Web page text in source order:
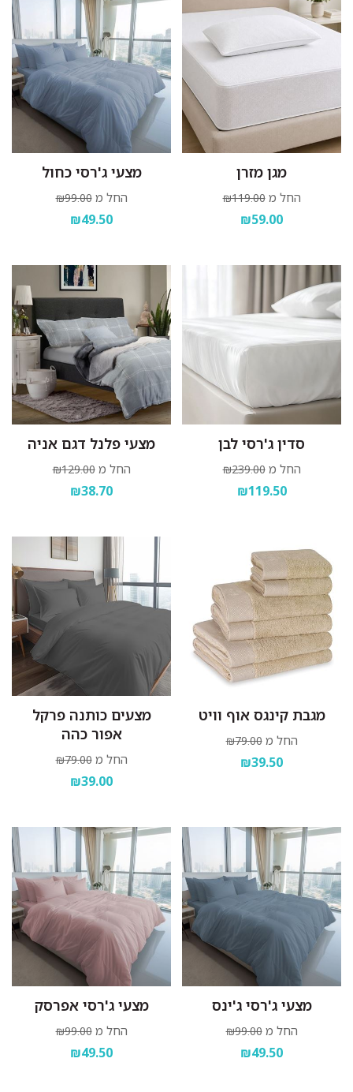
מגן מזרן
החל מ ₪119.00
₪59.00
מצעי ג'רסי כחול
החל מ ₪99.00
₪49.50
סדין ג'רסי לבן
החל מ ₪239.00
₪119.50
מצעי פלנל דגם אניה
החל מ ₪129.00
₪38.70
מגבת קינגס אוף וויט
החל מ ₪79.00
₪39.50
מצעים כותנה פרקל
אפור כהה
החל מ ₪79.00
₪39.00
מצעי ג'רסי ג'ינס
החל מ ₪99.00
₪49.50
מצעי ג'רסי אפרסק
החל מ ₪99.00
₪49.50